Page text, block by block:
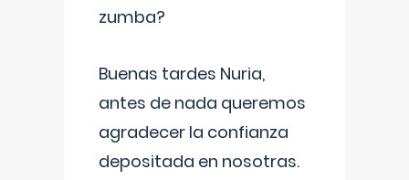
zumba?
Buenas tardes Nuria,
antes de nada queremos
agradecer la confianza
depositada en nosotras.